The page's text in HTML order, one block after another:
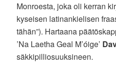
Monroesta, joka oli kerran
kyseisen latinankielisen
tähän”). Hartaana
’Na Laetha Geal M’óige’
säkkipilliosuuksineen.